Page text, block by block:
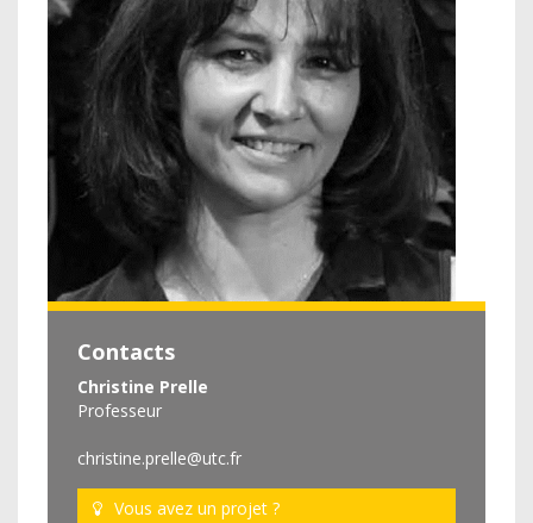
Contacts
Christine Prelle
Professeur
christine.prelle@utc.fr
Vous avez un projet ?